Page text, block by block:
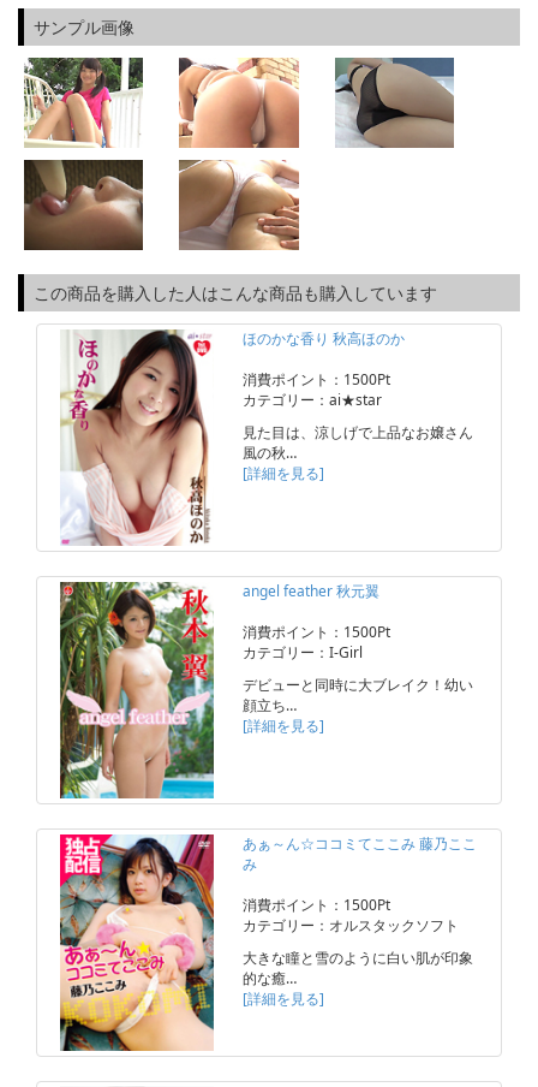
サンプル画像
この商品を購入した人はこんな商品も購入しています
ほのかな香り 秋高ほのか
消費ポイント：1500Pt
カテゴリー：ai★star
見た目は、涼しげで上品なお嬢さん
風の秋…
[詳細を見る]
angel feather 秋元翼
消費ポイント：1500Pt
カテゴリー：I-Girl
デビューと同時に大ブレイク！幼い
顔立ち…
[詳細を見る]
あぁ～ん☆ココミてここみ 藤乃ここ
み
消費ポイント：1500Pt
カテゴリー：オルスタックソフト
大きな瞳と雪のように白い肌が印象
的な癒…
[詳細を見る]